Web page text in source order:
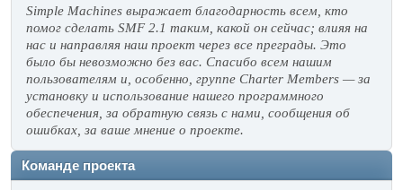
Simple Machines выражает благодарность всем, кто
помог сделать SMF 2.1 таким, какой он сейчас; влияя на
нас и направляя наш проект через все преграды. Это
было бы невозможно без вас. Спасибо всем нашим
пользователям и, особенно, группе Charter Members — за
установку и использование нашего программного
обеспечения, за обратную связь с нами, сообщения об
ошибках, за ваше мнение о проекте.
Команде проекта